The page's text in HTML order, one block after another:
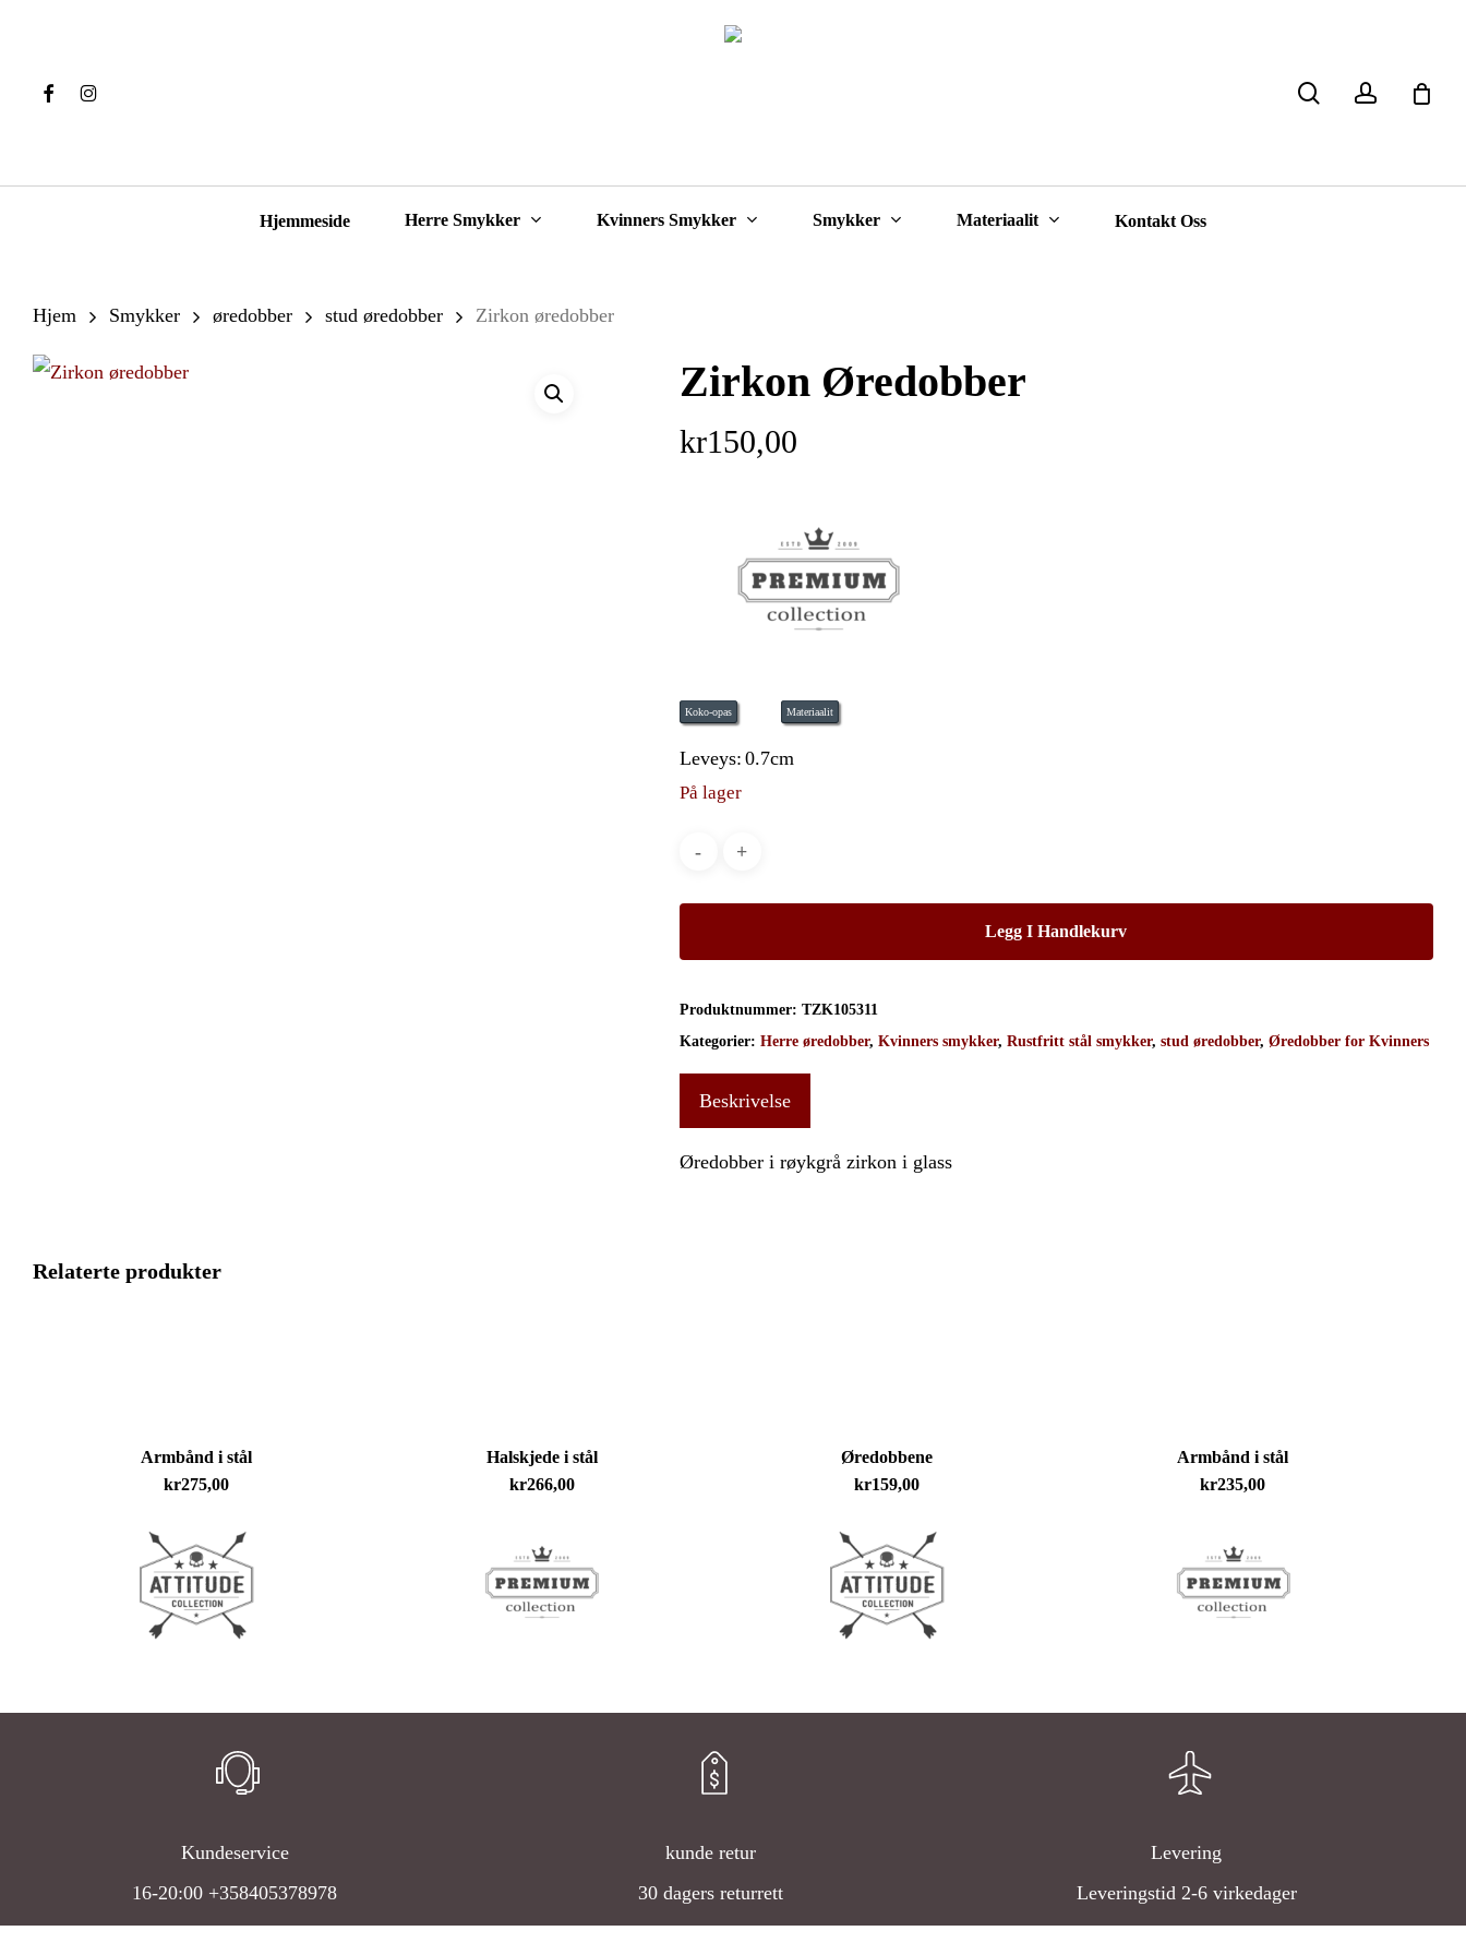
Hit enter to search or ESC to close
FacebookInstagram
Hjemmeside Herre Smykker Kvinners Smykker Smykker Materiaalit Kontakt Oss
Hjem Smykker øredobber stud øredobber Zirkon øredobber
Zirkon Øredobber
kr150,00
Koko-opas Materiaalit
Leveys: 0.7cm
På lager
Legg I Handlekurv
Produktnummer: TZK105311
Kategorier: Herre øredobber, Kvinners smykker, Rustfritt stål smykker, stud øredobber, Øredobber for Kvinners
Beskrivelse
Øredobber i røykgrå zirkon i glass
Relaterte produkter
Armbånd i stål
kr275,00
Halskjede i stål
kr266,00
Øredobbene
kr159,00
Armbånd i stål
kr235,00
Kundeservice
16-20:00 +358405378978
kunde retur
30 dagers returrett
Levering
Leveringstid 2-6 virkedager